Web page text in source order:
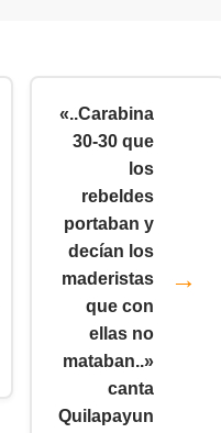
«..Carabina
30-30 que
los
rebeldes
portaban y
decían los
maderistas
que con
ellas no
mataban..»
canta
Quilapayun